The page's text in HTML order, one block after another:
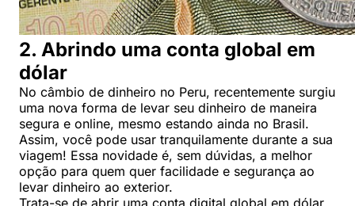
2. Abrindo uma conta global em
dólar
No câmbio de dinheiro no Peru, recentemente surgiu
uma nova forma de levar seu dinheiro de maneira
segura e online, mesmo estando ainda no Brasil.
Assim, você pode usar tranquilamente durante a sua
viagem! Essa novidade é, sem dúvidas, a melhor
opção para quem quer facilidade e segurança ao
levar dinheiro ao exterior.